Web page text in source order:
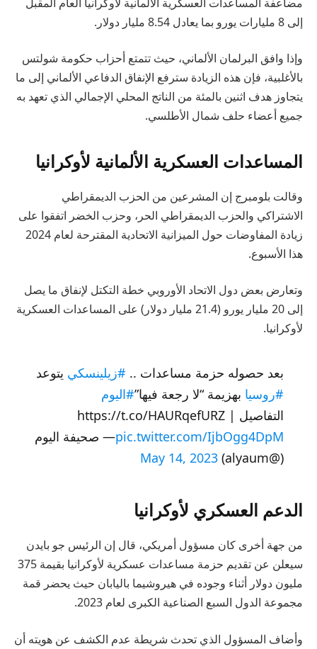
إلى 8 مليارات يورو بما يعادل 8.54 مليار دولار.
وإذا وافق البرلمان الألماني، حيث تتمتع أحزاب حكومة شولتس
بالأغلبية، فإن هذه الزيادة سترفع الإنفاق الدفاعي الألماني إلى ما
يتجاوز هدف اثنين بالمئة من الناتج المحلي الإجمالي الذي تعهد به
جميع أعضاء حلف شمال الأطلسي.
المساعدات العسكرية الألمانية لأوكرانيا
وقالت بلومبرج إن المشرعين من الحزب الديمقراطي
الاشتراكي والحزب الديمقراطي الحر، وحزب الخضر اتفقوا على
زيادة المفاوضات حول الميزانية الاتحادية المقترحة لعام 2024
هذا الأسبوع.
وتعارض بعض دول الاتحاد الأوروبي خطة التكتل لإنفاق ما يصل
إلى 20 مليار يورو (21.4 مليار دولار) على المساعدات العسكرية
لأوكرانيا.
بعد حصوله حزمة مساعدات .. #زيلينسكي يتوعد
#روسيا بهزيمة “لا رجعة فيها”#اليوم
التفاصيل | https://t.co/HAURqefURZ
pic.twitter.com/IjbOgg4DpM— صحيفة اليوم
(@alyaum)
May 14, 2023
الدعم العسكري لأوكرانيا
من جهة أخرى كان مسؤول أمريكي، قال إن الرئيس جو بايدن
سيعلن عن تقديم حزمة مساعدات عسكرية لأوكرانيا بقيمة 375
مليون دولار أثناء وجوده في هيروشيما باليابان حيث يحضر قمة
مجموعة الدول السبع الصناعية الكبرى لعام 2023.
وأضاف المسؤول الذي تحدث شريطة عدم الكشف عن هويته أن